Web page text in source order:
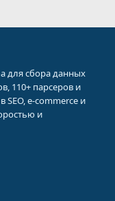
для сбора данных
110+ парсеров и
SEO, e-commerce и
и